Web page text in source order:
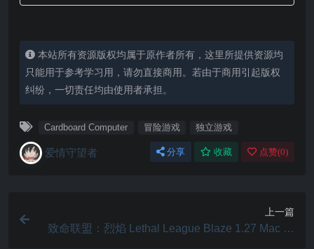
本站所有资源版权均属于原作者所有，这里所提供资源均
只能用于参考学习用，请勿直接商用。若由于商用引起版权
纠纷，一切责任均由使用者承担。
Cardboard Computer 冒险游戏 独立‎游戏
爱情守望者 分享 收藏 点赞(0)
上一篇
致命联盟：烈焰 Lethal League Blaze 1.27 Mac 中